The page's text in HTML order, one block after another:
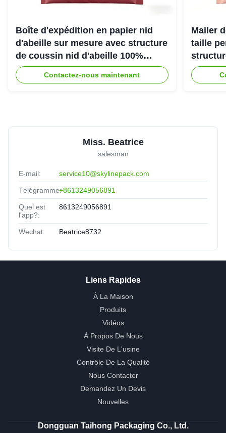
Boîte d'expédition en papier nid
d'abeille sur mesure avec structure
de coussin nid d'abeille 100%
recyclable pour emballage de
protection écologique
Contactez-nous maintenant
Mailer
taille
une
Miss. Beatrice
salesman
E-mail: service10@skylinepack.com
Télégramme:+8613249056891
Quel est
l'app?:
8613249056891
Wechat: Beatrice8732
Liens Rapides
À La Maison
Produits
Vidéos
À Propos De Nous
Visite De L'usine
Contrôle De La Qualité
Nous Contacter
Demandez Un Devis
Nouvelles
Dongguan Taihong Packaging Co., Ltd.